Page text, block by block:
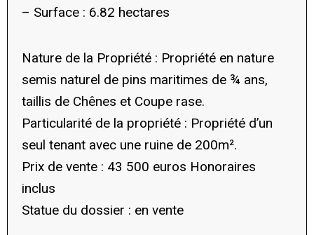
– Surface : 6.82 hectares
Nature de la Propriété : Propriété en nature
semis naturel de pins maritimes de ¾ ans,
taillis de Chênes et Coupe rase.
Particularité de la propriété : Propriété d’un
seul tenant avec une ruine de 200m².
Prix de vente : 43 500 euros Honoraires
inclus
Statue du dossier : en vente